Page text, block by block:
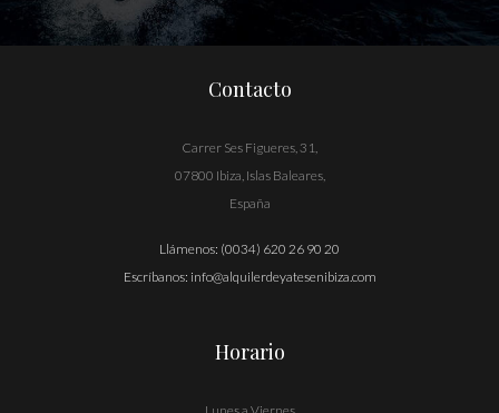
Contacto
Carrer Ses Figueres, 31,
07800 Ibiza, Islas Baleares,
España
Llámenos: (0034) 620 26 90 20
Escríbanos: info@alquilerdeyatesenibiza.com
Horario